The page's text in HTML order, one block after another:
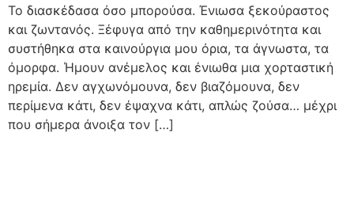
Το διασκέδασα όσο μπορούσα. Ένιωσα ξεκούραστος
και ζωντανός. Ξέφυγα από την καθημερινότητα και
συστήθηκα στα καινούργια μου όρια, τα άγνωστα, τα
όμορφα. Ήμουν ανέμελος και ένιωθα μια χορταστική
ηρεμία. Δεν αγχωνόμουνα, δεν βιαζόμουνα, δεν
περίμενα κάτι, δεν έψαχνα κάτι, απλώς ζούσα… μέχρι
που σήμερα άνοιξα τον […]